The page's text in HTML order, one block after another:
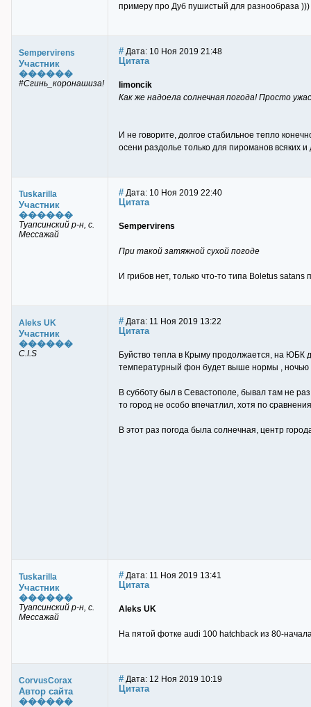
примеру про Дуб пушистый для разнообраза )))
Sempervirens
Участник
������
#Сгинь_коронашиза!
# Дата: 10 Ноя 2019 21:48
Цитата
limoncik
Как же надоела солнечная погода! Просто
И не говорите, долгое стабильное тепло
осени раздолье только для пироманов всяких
Tuskarilla
Участник
������
Туапсинский р-н, с.
Мессажай
# Дата: 10 Ноя 2019 22:40
Цитата
Sempervirens
При такой затяжной сухой погоде
И грибов нет, только что-то типа Boletus
Aleks UK
Участник
������
C.I.S
# Дата: 11 Ноя 2019 13:22
Цитата
Буйство тепла в Крыму продолжается, на
температурный фон будет выше нормы ,
В субботу был в Севастополе, бывал там не
то город не особо впечатлил, хотя по
В этот раз погода была солнечная, центр
Tuskarilla
Участник
������
Туапсинский р-н, с.
Мессажай
# Дата: 11 Ноя 2019 13:41
Цитата
Aleks UK
На пятой фотке audi 100 hatchback из 80-
CorvusCorax
Автор сайта
������
# Дата: 12 Ноя 2019 10:19
Цитата